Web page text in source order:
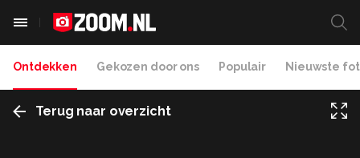
Ontdekken Gekozen door ons Populair Nieuwste
Terug naar overzicht